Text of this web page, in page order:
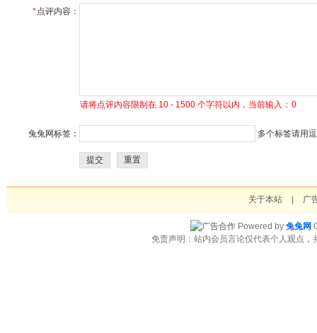
*点评内容：
请将点评内容限制在 10 - 1500 个字符以内，当前输入： 0
兔兔网标签： 多个标签请用
提交 重置
关于本站 广
Powered by 兔兔网
免责声明：站内会员言论仅代表个人观点